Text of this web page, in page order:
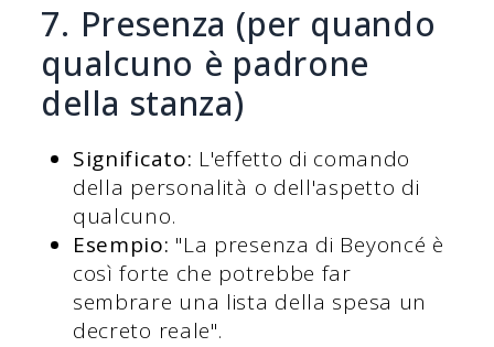
7. Presenza (per quando
qualcuno è padrone
della stanza)
Significato: L'effetto di comando
della personalità o dell'aspetto di
qualcuno.
Esempio: "La presenza di Beyoncé è
così forte che potrebbe far
sembrare una lista della spesa un
decreto reale".